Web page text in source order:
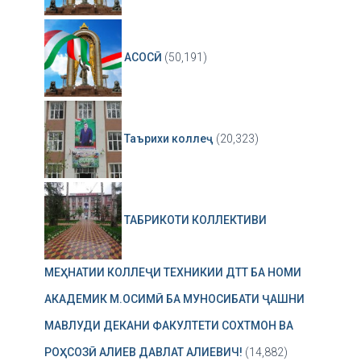
АСОСӢ (50,191)
Таърихи коллеҷ (20,323)
ТАБРИКОТИ КОЛЛЕКТИВИ
МЕҲНАТИИ КОЛЛЕҶИ ТЕХНИКИИ ДТТ БА НОМИ
АКАДЕМИК М.ОСИМӢ БА МУНОСИБАТИ ҶАШНИ
МАВЛУДИ ДЕКАНИ ФАКУЛТЕТИ СОХТМОН ВА
РОҲСОЗӢ АЛИЕВ ДАВЛАТ АЛИЕВИЧ! (14,882)